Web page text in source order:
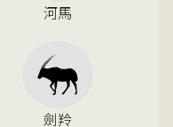
河馬
劍羚